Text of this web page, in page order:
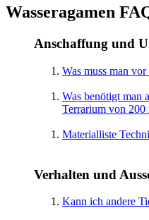
Wasseragamen
Anschaffung und
Was muss man
Was benötigt man
Terrarium von
Materialliste
Verhalten und
Kann ich andere